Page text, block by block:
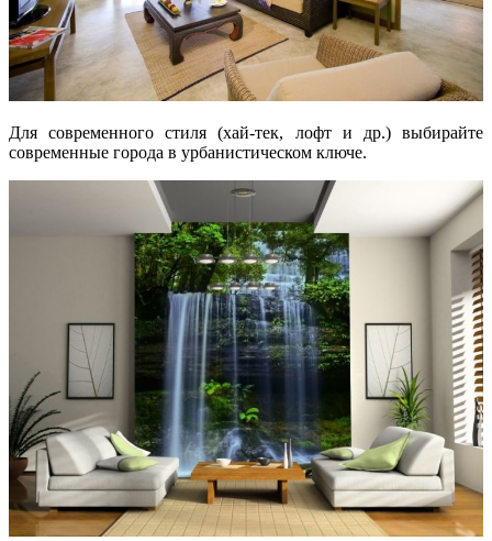
Для современного стиля (хай-тек, лофт и др.) выбирайте
современные города в урбанистическом ключе.